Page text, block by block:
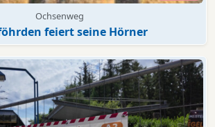
Ochsenweg
feiert seine Hörner